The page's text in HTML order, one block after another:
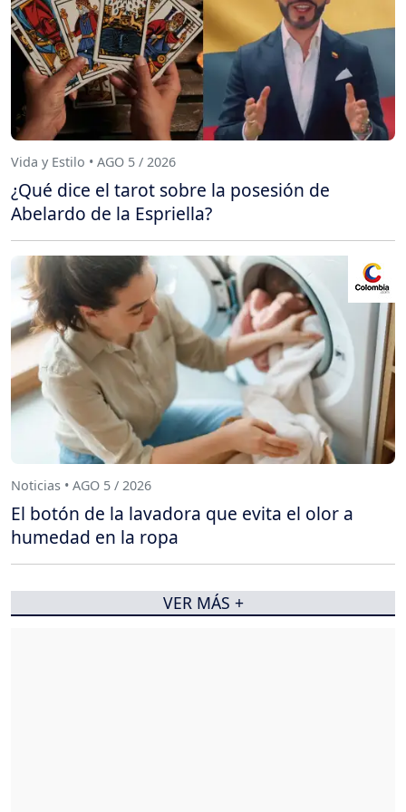
Vida y Estilo • AGO 5 / 2026
¿Qué dice el tarot sobre la posesión de
Abelardo de la Espriella?
Noticias • AGO 5 / 2026
El botón de la lavadora que evita el olor a
humedad en la ropa
VER MÁS +